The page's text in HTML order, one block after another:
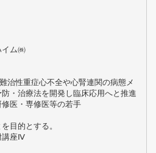
イム㈱
性重症心不全や心腎連関の病態メ
・治療法を開発し臨床応用へと推進
医・専修医等の若手
目的とする。
講座Ⅳ